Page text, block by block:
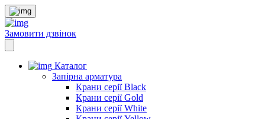
Замовити дзвінок
Каталог
Запірна арматура
Крани серії Black
Крани серії Gold
Крани серії White